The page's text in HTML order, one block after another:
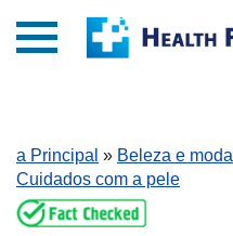
a Principal » Beleza e moda
Cuidados com a pele